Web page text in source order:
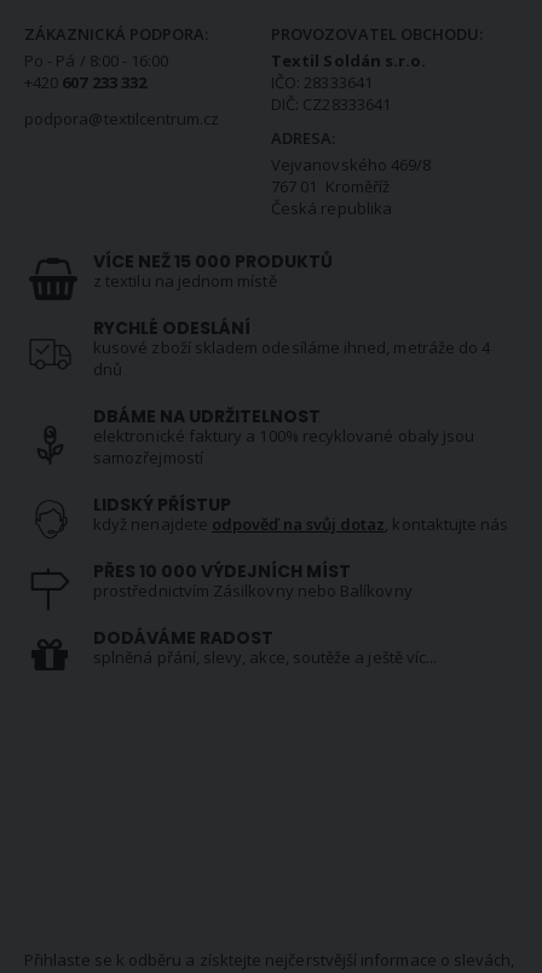
ZÁKAZNICKÁ PODPORA:
Po - Pá / 8:00 - 16:00
+420 607 233 332
podpora@textilcentrum.cz
PROVOZOVATEL OBCHODU:
Textil Soldán s.r.o.
IČO: 28333641
DIČ: CZ28333641
ADRESA:
Vejvanovského 469/8
767 01 Kroměříž
Česká republika
VÍCE NEŽ 15 000 PRODUKTŮ
z textilu na jednom místě
RYCHLÉ ODESLÁNÍ
kusové zboží skladem odesíláme ihned, metráže do 4
dnů
DBÁME NA UDRŽITELNOST
elektronické faktury a 100% recyklované obaly jsou
samozřejmostí
LIDSKÝ PŘÍSTUP
když nenajdete odpověď na svůj dotaz , kontaktujte nás
PŘES 10 000 VÝDEJNÍCH MÍST
prostřednictvím Zásilkovny nebo Balíkovny
DODÁVÁME RADOST
splněná přání, slevy, akce, soutěže a ještě víc...
Přihlaste se k odběru a získtejte nejčerstvější informace o slevách,